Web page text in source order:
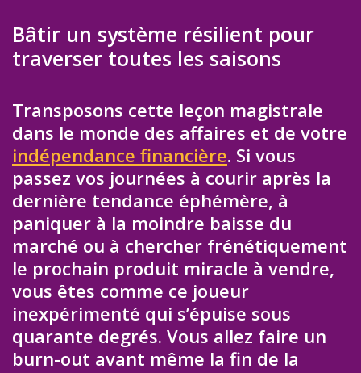
Bâtir un système résilient pour
traverser toutes les saisons
Transposons cette leçon magistrale
dans le monde des affaires et de votre
indépendance financière. Si vous
passez vos journées à courir après la
dernière tendance éphémère, à
paniquer à la moindre baisse du
marché ou à chercher frénétiquement
le prochain produit miracle à vendre,
vous êtes comme ce joueur
inexpérimenté qui s’épuise sous
quarante degrés. Vous allez faire un
burn-out avant même la fin de la